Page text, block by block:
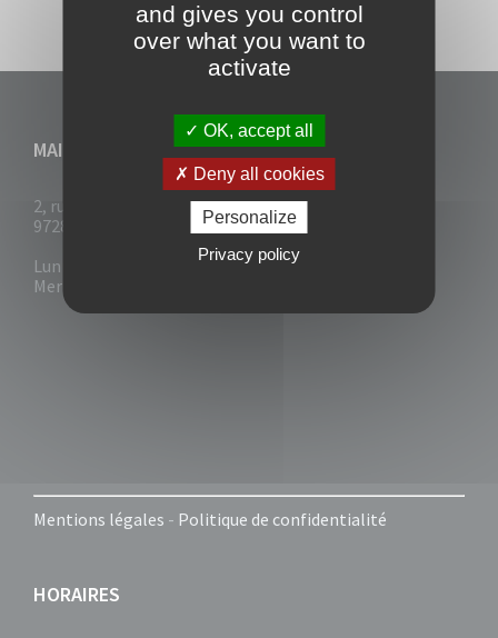
MAIRIE DU VAUCLIN
2, rue Collignon
97280 Le Vauclin
Lun - Mar : 7h30- 13h & 14h-17h
Mer-Jeu-Vend : 7h30 - 13h30
Mentions légales - Politique de confidentialité
HORAIRES
and gives you control
over what you want to
activate
OK, accept all
Deny all cookies
Personalize
Privacy policy